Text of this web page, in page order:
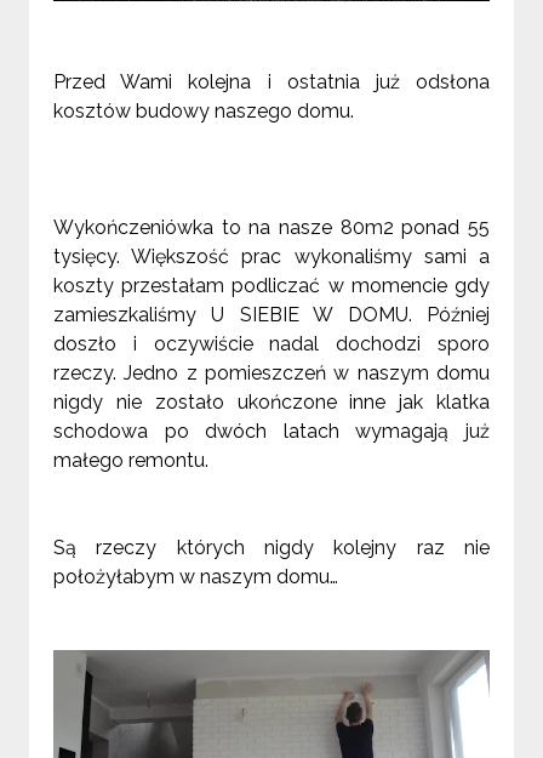
Przed Wami kolejna i ostatnia już odsłona
kosztów budowy naszego domu.
Wykończeniówka to na nasze 80m2 ponad 55
tysięcy. Większość prac wykonaliśmy sami a
koszty przestałam podliczać w momencie gdy
zamieszkaliśmy U SIEBIE W DOMU. Później
doszło i oczywiście nadal dochodzi sporo
rzeczy. Jedno z pomieszczeń w naszym domu
nigdy nie zostało ukończone inne jak klatka
schodowa po dwóch latach wymagają już
małego remontu.
Są rzeczy których nigdy kolejny raz nie
położyłabym w naszym domu…